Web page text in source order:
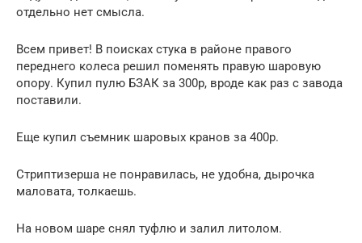
отдельно нет смысла.
Всем привет! В поисках стука в районе правого
переднего колеса решил поменять правую шаровую
опору. Купил пулю БЗАК за 300р, вроде как раз с завода
поставили.
Еще купил съемник шаровых кранов за 400р.
Стриптизерша не понравилась, не удобна, дырочка
маловата, толкаешь.
На новом шаре снял туфлю и залил литолом.